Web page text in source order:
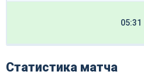
05:31
Статистика матча